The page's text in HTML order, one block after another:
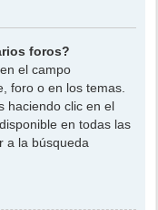
foros?
el campo
foro o en los temas.
haciendo clic en el
en todas las
a la búsqueda